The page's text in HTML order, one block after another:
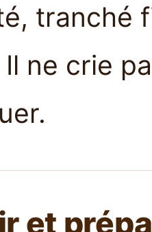
tranché
ne crie
et